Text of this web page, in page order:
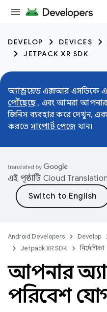
DEVELOP DEVICES
JETPACK XR SDK
অ্যান্ড্রয়েড এক্সআর এসডিকে
পৌঁছেছে, এবং আমরা আপনার
জিনিস ব্যবহার করে দেখুন,
করতে সাপোর্ট পেজে যান।
এই পৃষ্ঠাটি Cloud
Android Developers Develop
Jetpack XR SDK
নির্দেশিকা
আপনার
পরিবেশ